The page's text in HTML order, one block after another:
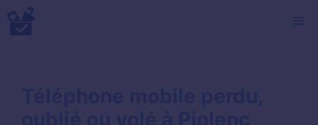
Aller
au